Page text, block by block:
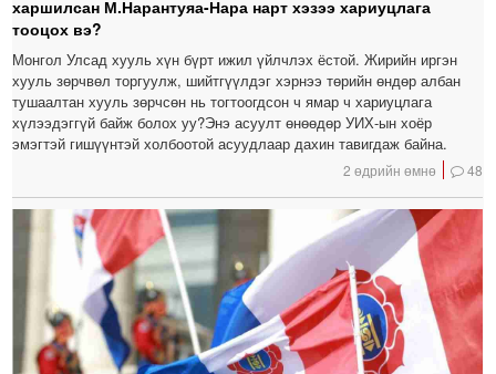
харшилсан М.Нарантуяа-Нара нарт хэзээ хариуцлага
тооцох вэ?
Монгол Улсад хууль хүн бүрт ижил үйлчлэх ёстой. Жирийн иргэн
хууль зөрчвөл торгуулж, шийтгүүлдэг хэрнээ төрийн өндөр албан
тушаалтан хууль зөрчсөн нь тогтоогдсон ч ямар ч хариуцлага
хүлээдэггүй байж болох уу?Энэ асуулт өнөөдөр УИХ-ын хоёр
эмэгтэй гишүүнтэй холбоотой асуудлаар дахин тавигдаж байна.
2 өдрийн өмнө 48